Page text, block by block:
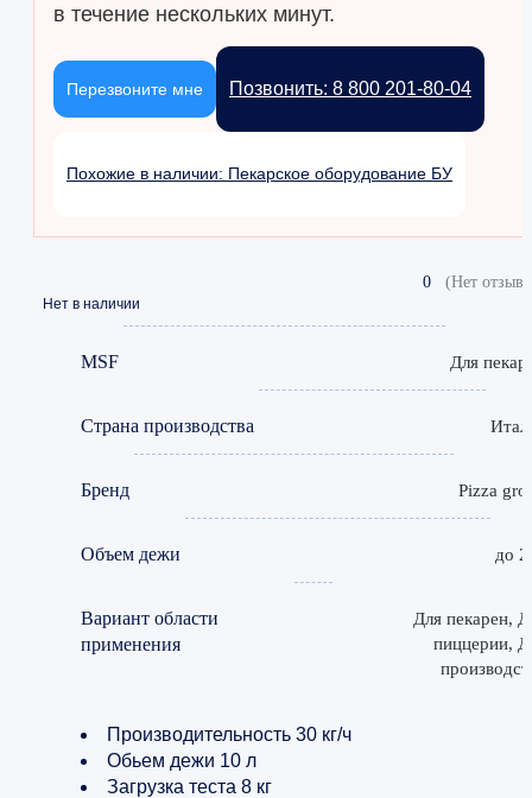
в течение нескольких минут.
Позвонить: 8 800 201-80-04
Перезвоните мне
Похожие в наличии: Пекарское оборудование БУ
0 (Нет
Нет в наличии
MSF Для
Страна производства
Бренд Pizza
Объем дежи до
Вариант области
применения
Для пекарен,
пиццерии,
Производительность 30 кг/ч
Обьем дежи 10 л
Загрузка теста 8 кг